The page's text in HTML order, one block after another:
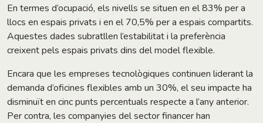
En termes d’ocupació, els nivells se situen en el 83% per a
llocs en espais privats i en el 70,5% per a espais compartits.
Aquestes dades subratllen l’estabilitat i la preferència
creixent pels espais privats dins del model flexible.
Encara que les empreses tecnològiques continuen liderant la
demanda d’oficines flexibles amb un 30%, el seu impacte ha
disminuït en cinc punts percentuals respecte a l’any anterior.
Per contra, les companyies del sector financer han